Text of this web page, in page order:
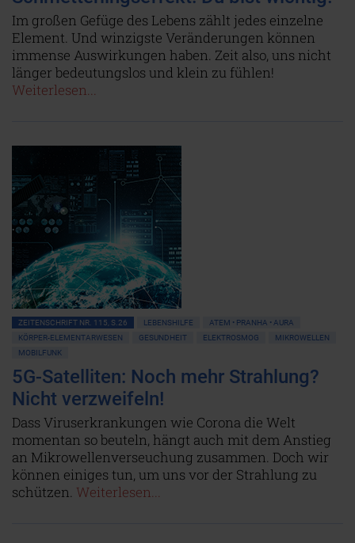
Im großen Gefüge des Lebens zählt jedes einzelne
Element. Und winzigste Veränderungen können
immense Auswirkungen haben. Zeit also, uns nicht
länger bedeutungslos und klein zu fühlen!
Weiterlesen...
ZEITENSCHRIFT NR. 115, S.26 LEBENSHILFE
ATEM • PRANHA • AURA
KÖRPER-ELEMENTARWESEN
GESUNDHEIT ELEKTROSMOG
MIKROWELLEN
MOBILFUNK
5G-Satelliten: Noch mehr Strahlung?
Nicht verzweifeln!
Dass Viruserkrankungen wie Corona die Welt
momentan so beuteln, hängt auch mit dem Anstieg
an Mikrowellenverseuchung zusammen. Doch wir
können einiges tun, um uns vor der Strahlung zu
schützen. Weiterlesen...